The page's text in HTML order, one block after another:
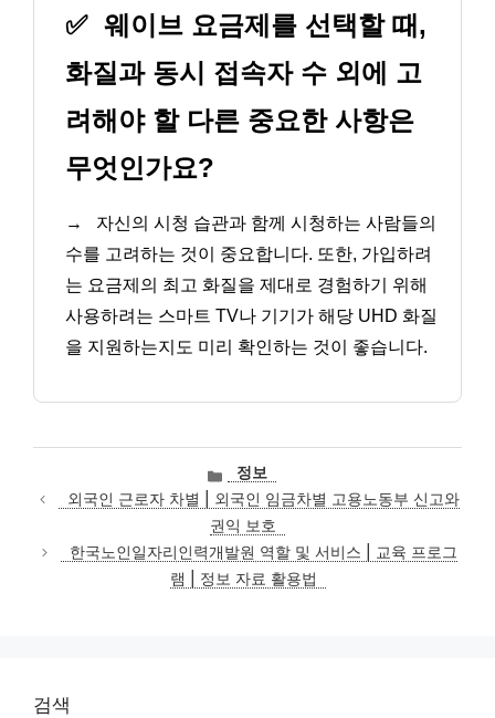
✅ 웨이브 요금제를 선택할 때,
화질과 동시 접속자 수 외에 고
려해야 할 다른 중요한 사항은
무엇인가요?
→
자신의 시청 습관과 함께 시청하는 사람들의
수를 고려하는 것이 중요합니다. 또한, 가입하려
는 요금제의 최고 화질을 제대로 경험하기 위해
사용하려는 스마트 TV나 기기가 해당 UHD 화질
을 지원하는지도 미리 확인하는 것이 좋습니다.
카
테
고
리
정보
외국인 근로자 차별 | 외국인 임금차별 고용노동부 신고와
권익 보호
한국노인일자리인력개발원 역할 및 서비스 | 교육 프로그
램 | 정보 자료 활용법
검색